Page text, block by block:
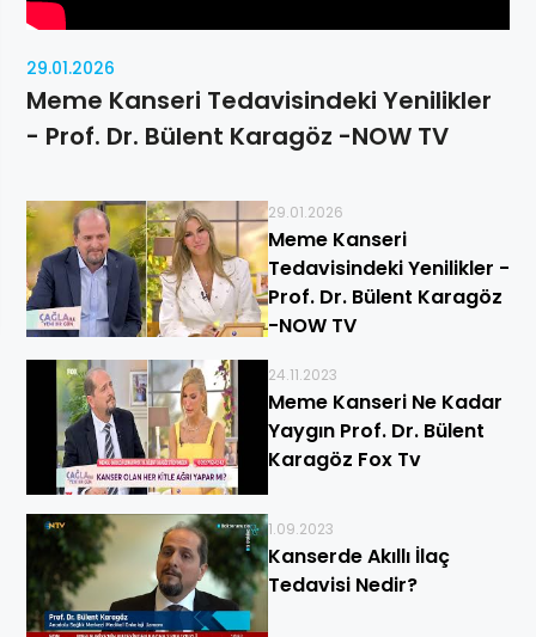
29.01.2026
Meme Kanseri Tedavisindeki Yenilikler
- Prof. Dr. Bülent Karagöz -NOW TV
29.01.2026
Meme Kanseri
Tedavisindeki Yenilikler -
Prof. Dr. Bülent Karagöz
-NOW TV
24.11.2023
Meme Kanseri Ne Kadar
Yaygın Prof. Dr. Bülent
Karagöz Fox Tv
1.09.2023
Kanserde Akıllı İlaç
Tedavisi Nedir?